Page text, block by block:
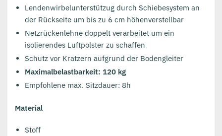
Lendenwirbelunterstützug durch Schiebesystem an
der Rückseite um bis zu 6 cm höhenverstellbar
Netzrückenlehne doppelt verarbeitet um ein
isolierendes Luftpolster zu schaffen
Schutz vor Kratzern aufgrund der Bodengleiter
Maximalbelastbarkeit: 120 kg
Empfohlene max. Sitzdauer: 8h
Material
Stoff